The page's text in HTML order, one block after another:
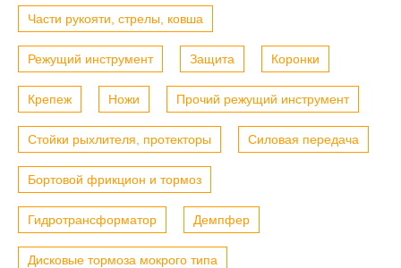
Части рукояти, стрелы, ковша
Режущий инструмент Защита Коронки
Крепеж Ножи Прочий режущий инструмент
Стойки рыхлителя, протекторы Силовая передача
Бортовой фрикцион и тормоз
Гидротрансформатор Демпфер
Дисковые тормоза мокрого типа